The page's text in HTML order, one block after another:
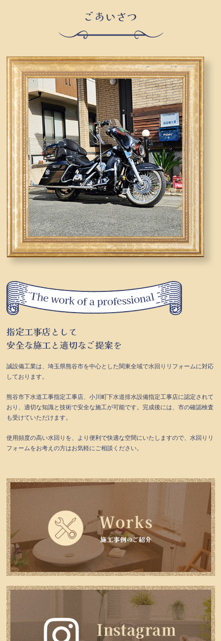
ごあいさつ
指定工事店として
安全な施工と適切なご提案を
誠設備工業は、埼玉県熊谷市を中心とした関東全域で水回りリフォームに対応
しております。
熊谷市下水道工事指定工事店、小川町下水道排水設備指定工事店に認定されて
おり、適切な知識と技術で安全な施工が可能です。完成後には、市の確認検査
も受けていただけます。
使用頻度の高い水回りを、より便利で快適な空間にいたしますので、水回りリ
フォームをお考えの方はお気軽にご相談ください。